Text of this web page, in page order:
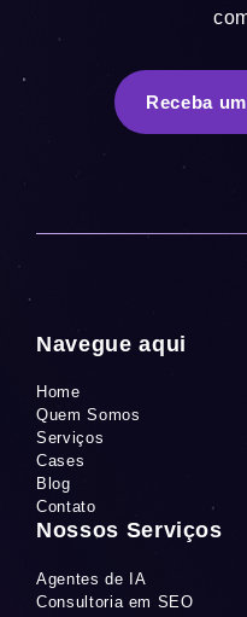
Receba
Navegue aqui
Home
Quem Somos
Serviços
Cases
Blog
Contato
Nossos Serviços
Agentes de IA
Consultoria em SEO